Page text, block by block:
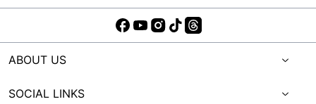
ABOUT US
SOCIAL LINKS